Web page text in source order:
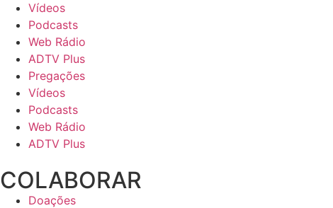
Vídeos
Podcasts
Web Rádio
ADTV Plus
Pregações
Vídeos
Podcasts
Web Rádio
ADTV Plus
COLABORAR
Doações